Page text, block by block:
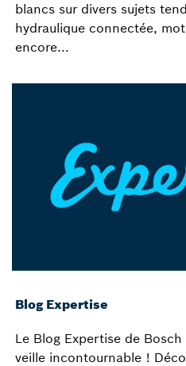
blancs sur divers sujets
hydraulique connectée,
encore...
Blog Expertise
Le Blog Expertise de
veille incontournable !